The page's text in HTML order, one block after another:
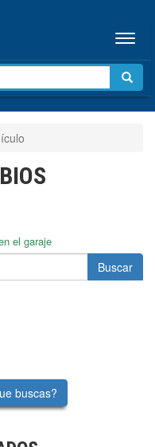
Menú
el garaje
Buscar
buscas?